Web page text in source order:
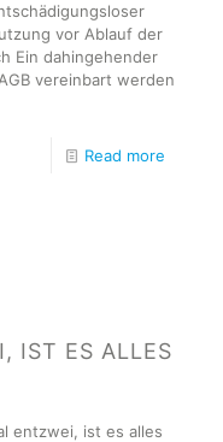
vor Ablauf der
Ein dahingehender
vereinbart werden
Read more
IST ES ALLES
entzwei, ist es alles